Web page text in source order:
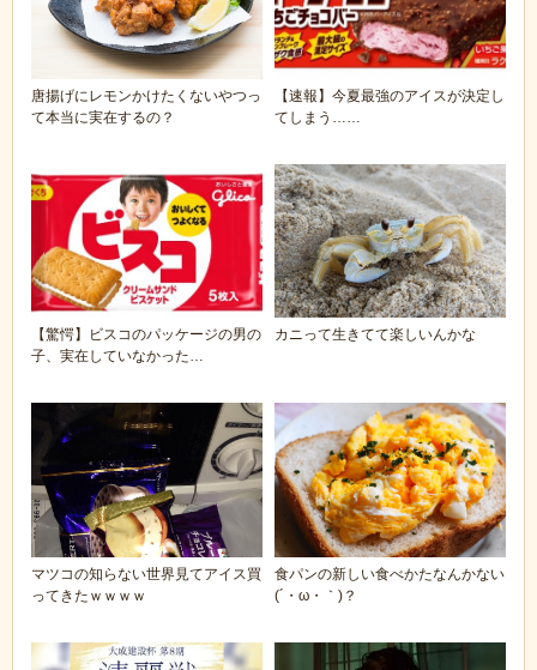
唐揚げにレモンかけたくないやつっ
て本当に実在するの？
【速報】今夏最強のアイスが決定し
てしまう……
【驚愕】ビスコのパッケージの男の
子、実在していなかった…
カニって生きてて楽しいんかな
マツコの知らない世界見てアイス買
ってきたｗｗｗｗ
食パンの新しい食べかたなんかない
(´・ω・｀)？